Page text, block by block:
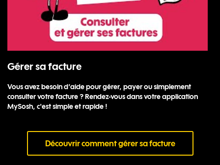
Gérer sa facture
Vous avez besoin d’aide pour gérer, payer ou simplement
consulter votre facture ? Rendez-vous dans votre application
MySosh, c'est simple et rapide !
Découvrir comment gérer sa facture